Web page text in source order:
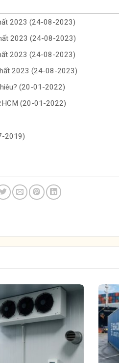
2023 (24-08-2023)
2023 (24-08-2023)
2023 (24-08-2023)
2023 (24-08-2023)
(20-01-2022)
(20-01-2022)
2019)